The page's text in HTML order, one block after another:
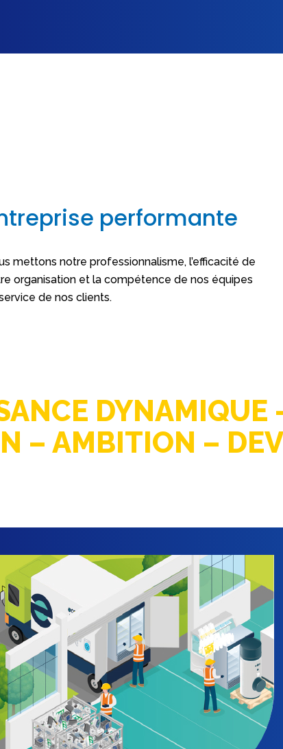
performante
mettons notre professionnalisme, l’efficacité de
organisation et la compétence de nos équipes
de nos clients.
DYNAMIQUE
– AMBITION –